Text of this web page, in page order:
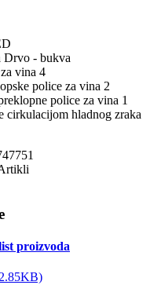
Drvo - bukva
vina 4
police za vina 2
police za vina 1
cirkulacijom hladnog zraka
proizvoda